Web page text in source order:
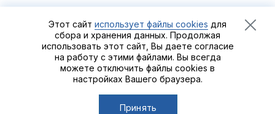
Рыболовный турнирZander&Pike ©2021 - 2026Группа
компаний «Альпийская деревня»
Сделано вПенза-Онлайн
Этот сайт использует файлы cookies для
сбора и хранения данных. Продолжая
использовать этот сайт, Вы даете согласие
на работу с этими файлами. Вы всегда
можете отключить файлы cookies в
настройках Вашего браузера.
Принять